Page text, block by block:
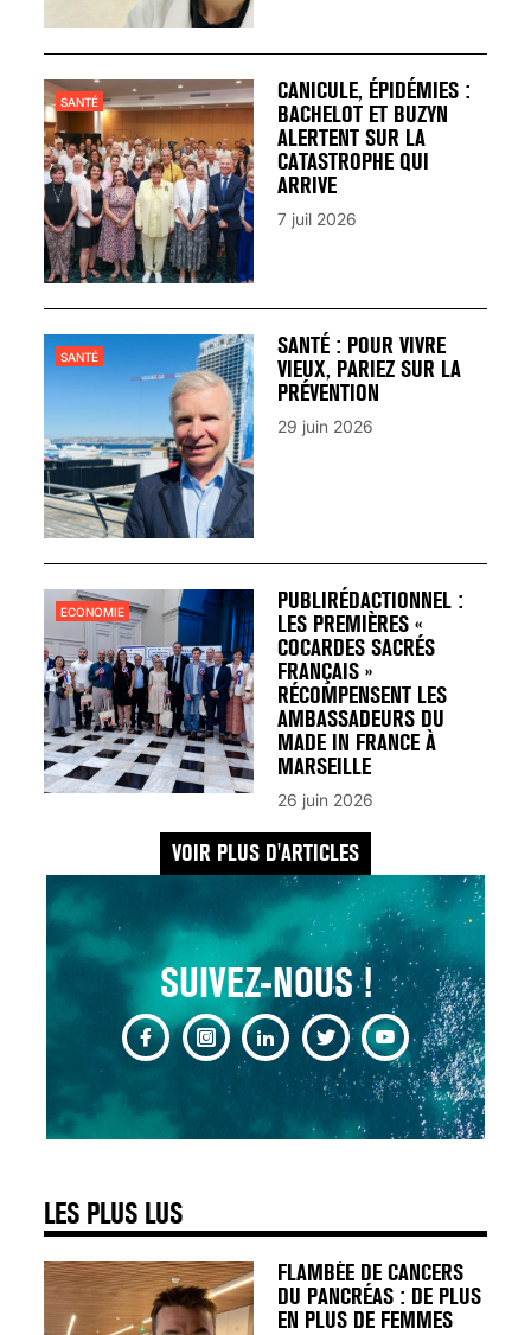
CANICULE, ÉPIDÉMIES :
BACHELOT ET BUZYN
ALERTENT SUR LA
CATASTROPHE QUI
ARRIVE
SANTÉ
7 juil 2026
SANTÉ : POUR VIVRE
VIEUX, PARIEZ SUR LA
PRÉVENTION
SANTÉ
29 juin 2026
PUBLIRÉDACTIONNEL :
LES PREMIÈRES «
COCARDES SACRÉS
FRANÇAIS »
RÉCOMPENSENT LES
AMBASSADEURS DU
MADE IN FRANCE À
MARSEILLE
ECONOMIE
26 juin 2026
VOIR PLUS D'ARTICLES
SUIVEZ-NOUS !
LES PLUS LUS
30 mai 2023
SCANNER, IRM, RADIO,
POUR TOUTES LES
MALADIES
18 juil 2022
INSUFFISANCE
CARDIAQUE : LES
SIGNAUX D’ALERTE
AVANT… LA MORT
25 août 2024
FLAMBÉE DE CANCERS
DU PANCRÉAS : DE PLUS
EN PLUS DE FEMMES